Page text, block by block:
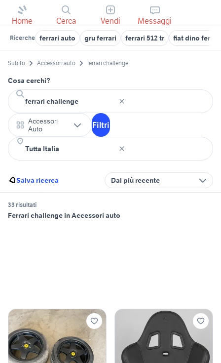
Home Cerca Vendi Messaggi
Ricerche ferrari auto gru ferrari ferrari 512 tr fiat dino
Subito Accessori auto ferrari challenge
Cosa cerchi?
Accessori
Auto
Filtri
Salva ricerca Dal più recente
33 risultati
Ferrari challenge in Accessori auto